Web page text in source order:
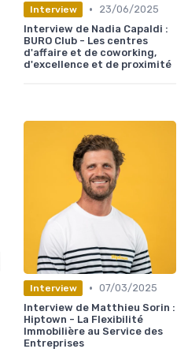
Interview •
23/06/2025
Interview de Nadia Capaldi :
BURO Club - Les centres
d'affaire et de coworking,
d'excellence et de proximité
Interview • 07/03/2025
Interview de Matthieu Sorin :
Hiptown - La Flexibilité
Immobilière au Service des
Entreprises